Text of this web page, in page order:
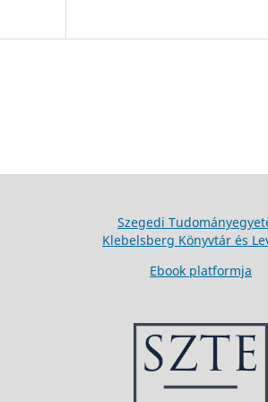
Szegedi
Klebelsberg Könyvtár és
Ebook platformja